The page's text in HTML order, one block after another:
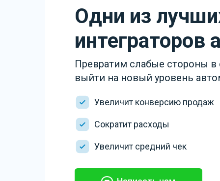
Увеличит средний чек
Сократит расходы
Увеличит конверсию продаж
Одни из
интеграторов
Превратим слабые стороны
выйти на новый уровень